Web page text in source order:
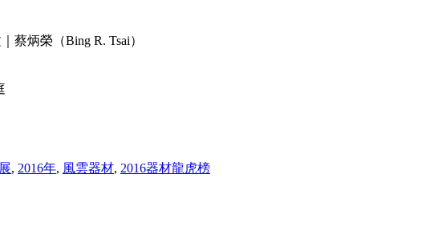
蔡炳榮（Bing R. Tsai）
, 2016年, 風雲器材, 2016器材龍虎榜